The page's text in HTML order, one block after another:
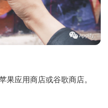
果应用商店或谷歌商店。